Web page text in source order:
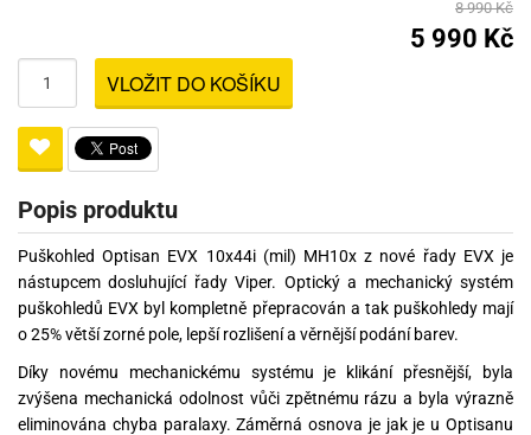
8 990 Kč
5 990 Kč
VLOŽIT DO KOŠÍKU
Popis produktu
Puškohled Optisan EVX 10x44i (mil) MH10x z nové řady EVX je
nástupcem dosluhující řady Viper. Optický a mechanický systém
puškohledů EVX byl kompletně přepracován a tak puškohledy mají
o 25% větší zorné pole, lepší rozlišení a věrnější podání barev.
Díky novému mechanickému systému je klikání přesnější, byla
zvýšena mechanická odolnost vůči zpětnému rázu a byla výrazně
eliminována chyba paralaxy. Záměrná osnova je jak je u Optisanu